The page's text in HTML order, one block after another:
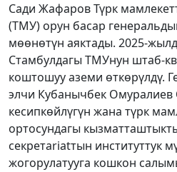
Сади Жафаров Түрк
(ТМУ) орун басар
мөөнөтүн аяктады. 2025-
Стамбулдагы ТМУнун штаб-
коштошуу аземи өткөрүлдү.
элчи Кубанычбек
кесипкөйлүгүн жана түрк
ортосундагы
секретariatтын институттук
жогорулатууга кошкон